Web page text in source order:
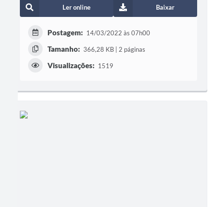
Ler online Baixar
Postagem: 14/03/2022 às 07h00
Tamanho: 366,28 KB | 2 páginas
Visualizações: 1519